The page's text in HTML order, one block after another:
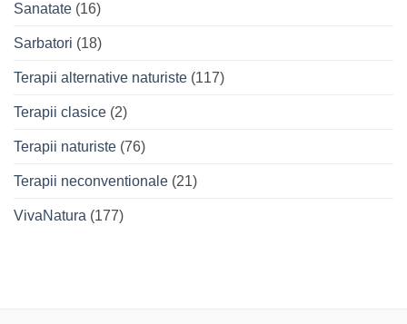
Sanatate (16)
Sarbatori (18)
Terapii alternative naturiste (117)
Terapii clasice (2)
Terapii naturiste (76)
Terapii neconventionale (21)
VivaNatura (177)